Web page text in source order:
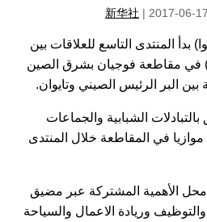
العلوم والصحة
الرياضة
新华社 | 2017-06-
2017 (شينخوا) بدأ المنتدى التاسع للعلاقات بين
في مقاطعة فوجيان بشرق الصين
بين البر الرئيس الصيني وتايوان.
تتعلق بالتبادلات الشبابية والجماعات
و15 نشاطا موازيا في المقاطعة خلال المنتدى
الأهمية المشتركة عبر مضيق
والتوظيف وريادة الاعمال والسياحة